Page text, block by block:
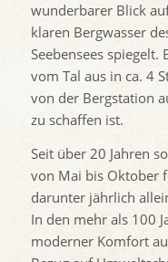
wunderbarer Blick
klaren Bergwasser
Seebensees
vom Tal aus in ca. 4
von der Bergstation
zu schaffen ist.
Seit über 20 Jahren
von Mai bis Oktober
darunter jährlich
In den mehr als 100
moderner Komfort